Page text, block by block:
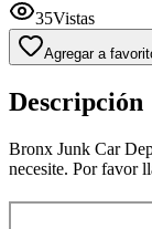
35Vistas
Agregar a
Descripción
Bronx Junk Car
necesite. Por favor